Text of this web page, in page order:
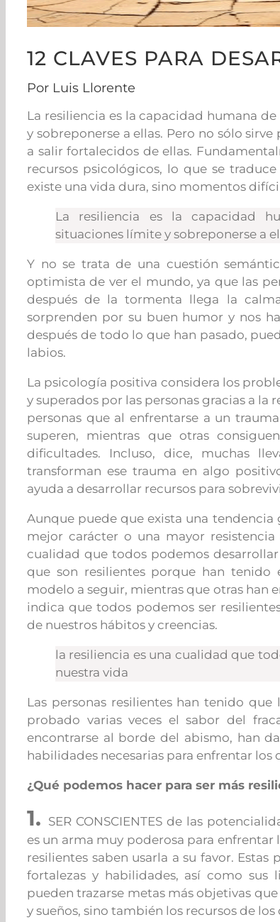
12 CLAVES PARA
Por Luis Llorente
La resiliencia es la capacidad humana
y sobreponerse a ellas. Pero no sólo
a salir fortalecidos de ellas.
recursos psicológicos, lo que se
existe una vida dura, sino momentos
La resiliencia es la capacidad
situaciones límite y sobreponerse a
Y no se trata de una cuestión
optimista de ver el mundo, ya que las
después de la tormenta llega la
sorprenden por su buen humor y nos
después de todo lo que han pasado,
labios.
La psicología positiva considera los
y superados por las personas gracias a la
personas que al enfrentarse a un
superen, mientras que otras
dificultades. Incluso, dice, muchas
transforman ese trauma en algo
ayuda a desarrollar recursos para
Aunque puede que exista una
mejor carácter o una mayor
cualidad que todos podemos
que son resilientes porque han tenido
modelo a seguir, mientras que otras han
indica que todos podemos ser
de nuestros hábitos y creencias.
la resiliencia es una cualidad que
nuestra vida
Las personas resilientes han tenido
probado varias veces el sabor del
encontrarse al borde del abismo, han
habilidades necesarias para enfrentar los
¿Qué podemos hacer para ser más
1. SER CONSCIENTES de las
es un arma muy poderosa para enfrentar
resilientes saben usarla a su favor. Estas
fortalezas y habilidades, así como sus
pueden trazarse metas más objetivas
y sueños, sino también los recursos de